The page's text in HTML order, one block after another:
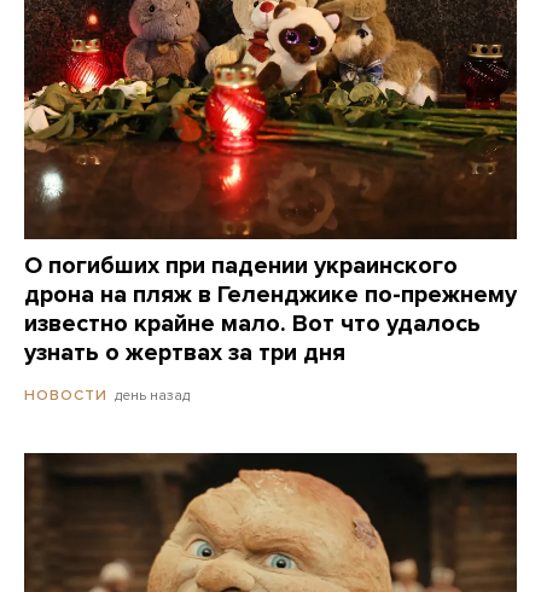
О погибших при падении украинского
дрона на пляж в Геленджике по-прежнему
известно крайне мало. Вот что удалось
узнать о жертвах за три дня
НОВОСТИ день назад